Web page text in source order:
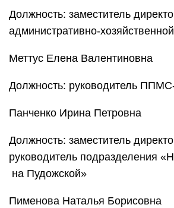
Должность: заместитель
административно-
Меттус Елена Валентиновна
Должность: руководитель
Панченко Ирина Петровна
Должность: заместитель
руководитель подразделения
на Пудожской»
Пименова Наталья Борисовна